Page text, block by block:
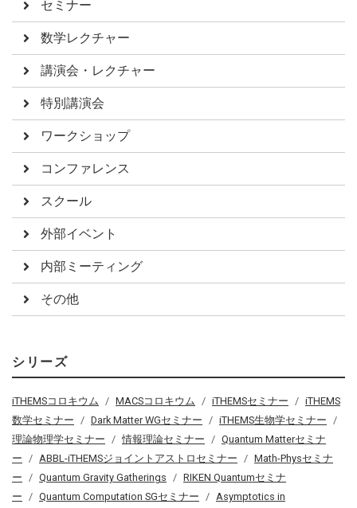
セミナー
数学レクチャー
講演会・レクチャー
特別講演会
ワークショップ
コンファレンス
スクール
外部イベント
内部ミーティング
その他
シリーズ
iTHEMSコロキウム MACSコロキウム iTHEMSセミナー
iTHEMS
数学セミナー
Dark Matter WGセミナー
iTHEMS生物学セミナー
理論物理学セミナー
情報理論セミナー
Quantum Matterセミナ
ー
ABBL-iTHEMSジョイントアストロセミナー
Math-Physセミナ
ー
Quantum Gravity Gatherings
RIKEN Quantumセミナ
ー
Quantum Computation SGセミナー
Asymptotics in